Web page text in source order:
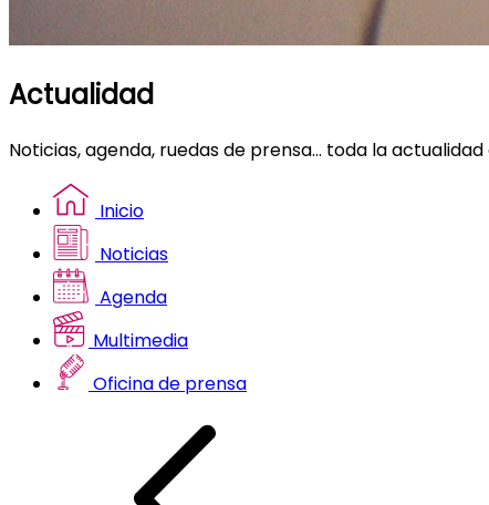
Actualidad
Noticias, agenda, ruedas de prensa... toda la
Inicio
Noticias
Agenda
Multimedia
Oficina de prensa